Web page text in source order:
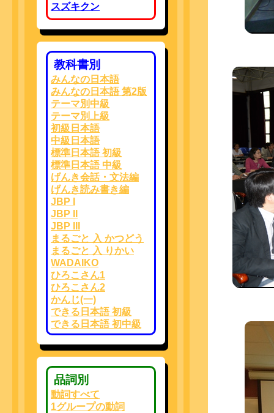
スズキクン
教科書別
みんなの日本語
みんなの日本語 第2版
テーマ別中級
テーマ別上級
初級日本語
中級日本語
標準日本語 初級
標準日本語 中級
げんき会話・文法編
げんき読み書き編
JBP I
JBP II
JBP III
まるごと 入 かつどう
まるごと 入 りかい
WADAIKO
ひろこさん1
ひろこさん2
かんじ(一)
できる日本語 初級
できる日本語 初中級
品詞別
動詞すべて
1グループの動詞